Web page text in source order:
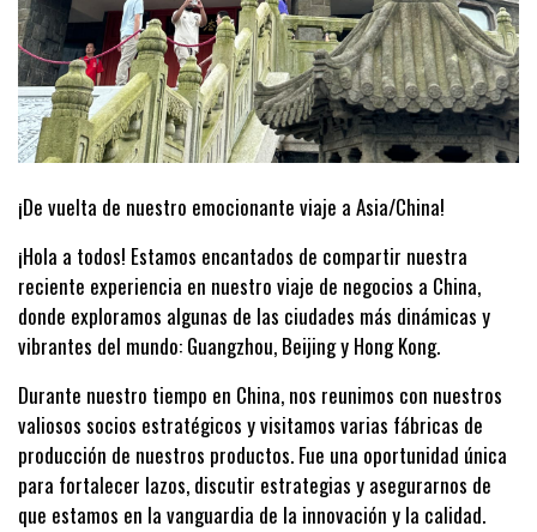
¡De vuelta de nuestro emocionante viaje a Asia/China!
¡Hola a todos! Estamos encantados de compartir nuestra
reciente experiencia en nuestro viaje de negocios a China,
donde exploramos algunas de las ciudades más dinámicas y
vibrantes del mundo: Guangzhou, Beijing y Hong Kong.
Durante nuestro tiempo en China, nos reunimos con nuestros
valiosos socios estratégicos y visitamos varias fábricas de
producción de nuestros productos. Fue una oportunidad única
para fortalecer lazos, discutir estrategias y asegurarnos de
que estamos en la vanguardia de la innovación y la calidad.